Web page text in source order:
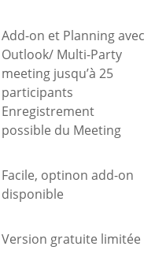
Add-on et Planning avec
Outlook/ Multi-Party
meeting jusqu’à 25
participants
Enregistrement
possible du Meeting
Facile, optinon add-on
disponible
Version gratuite limitée